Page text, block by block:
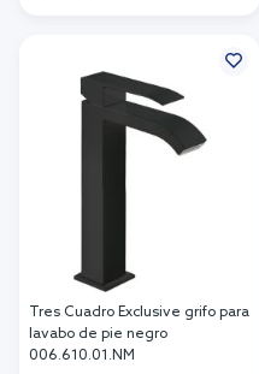
Tres Cuadro Exclusive grifo para
lavabo de pie negro
006.610.01.NM